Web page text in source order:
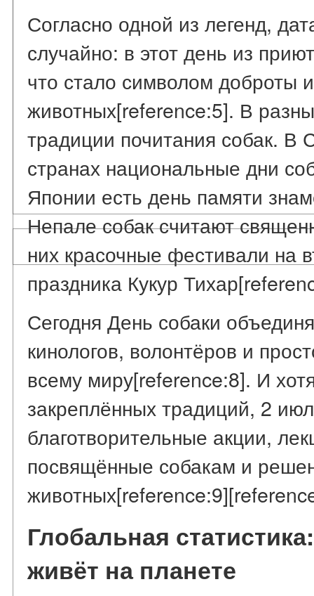
Согласно одной из легенд,
случайно: в этот день из
что стало символом доброты
животных[reference:5]. В
традиции почитания собак. В
странах национальные дни
Японии есть день памяти
Непале собак считают
них красочные фестивали на
праздника Кукур
Сегодня День собаки
кинологов, волонтёров и
всему миру[reference:8]. И
закреплённых традиций, 2
благотворительные акции,
посвящённые собакам и
Глобальная
живёт на планете